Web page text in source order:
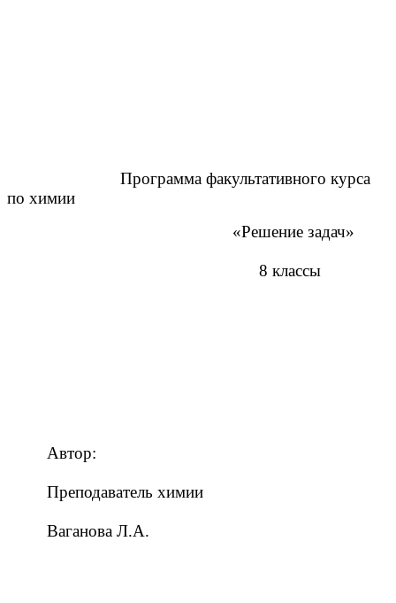
Программа факультативного курса
по химии
«Решение задач»
8 классы
Автор:
Преподаватель химии
Ваганова Л.А.